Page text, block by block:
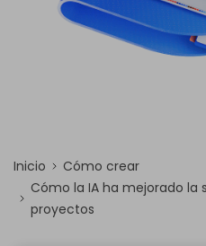
Inicio
Cómo crear
Cómo la IA ha mejorado la
proyectos